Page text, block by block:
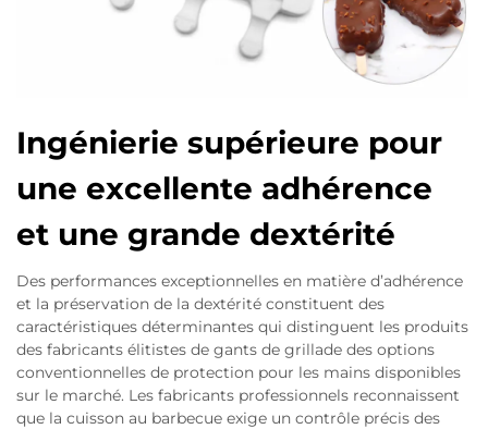
Ingénierie supérieure pour
une excellente adhérence
et une grande dextérité
Des performances exceptionnelles en matière d’adhérence
et la préservation de la dextérité constituent des
caractéristiques déterminantes qui distinguent les produits
des fabricants élitistes de gants de grillade des options
conventionnelles de protection pour les mains disponibles
sur le marché. Les fabricants professionnels reconnaissent
que la cuisson au barbecue exige un contrôle précis des